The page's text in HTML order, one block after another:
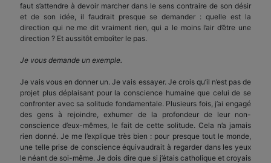
faut s’attendre à devoir marcher dans le sens contraire de son désir
et de son idée, il faudrait presque se demander : quelle est la
direction qui ne me dit vraiment rien, qui a le moins l’air d’être une
direction ? Et aussitôt emboîter le pas.
Je vous demande un exemple.
Je vais vous en donner un. Je vais essayer. Je crois qu’il n’est pas de
projet plus déplaisant pour la conscience humaine que celui de se
confronter avec sa solitude fondamentale. Plusieurs fois, j’ai engagé
des gens à rejoindre, exhumer de la profondeur de leur non-
conscience d’eux-mêmes, le fait de cette solitude. Cela n’a jamais
rien donné. Je me l’explique très bien : pour presque tout le monde,
une telle prise de conscience équivaudrait à regarder dans les yeux
le néant de soi-même. Je dois dire que si j’étais catholique et croyais